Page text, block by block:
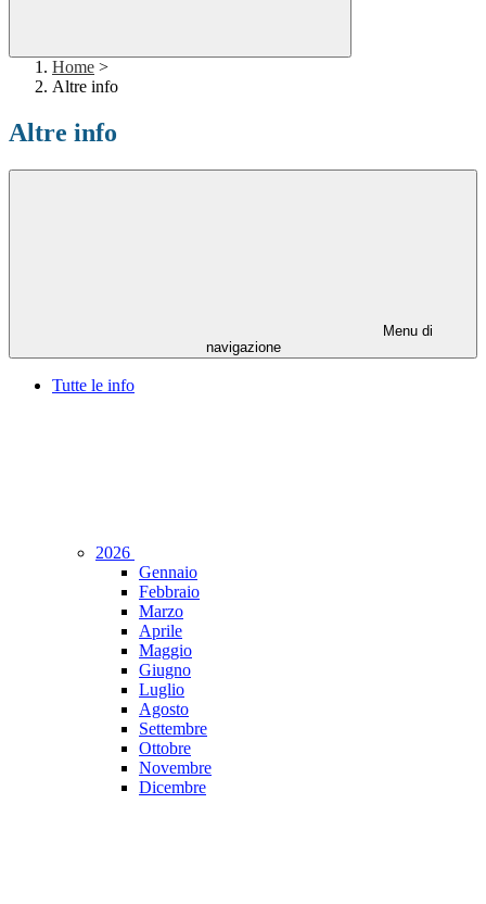
Home >
Altre info
Altre info
Menu di
navigazione
Tutte le info
2026
Gennaio
Febbraio
Marzo
Aprile
Maggio
Giugno
Luglio
Agosto
Settembre
Ottobre
Novembre
Dicembre